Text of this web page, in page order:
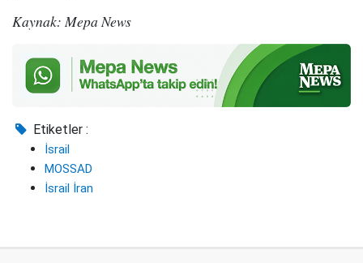
Kaynak: Mepa News
Etiketler :
İsrail
MOSSAD
İsrail İran